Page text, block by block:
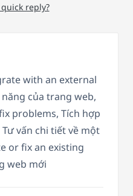
reply?
with an external
của trang web,
problems, Tích hợp
vấn chi tiết về một
or fix an existing
web mới